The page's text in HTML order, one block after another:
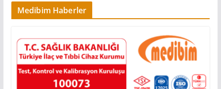
Medibim Haberler